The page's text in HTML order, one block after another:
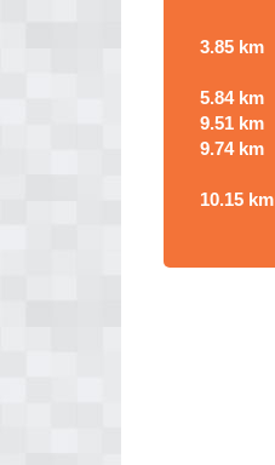
3.85 km
5.84 km
9.51 km
9.74 km
10.15 km